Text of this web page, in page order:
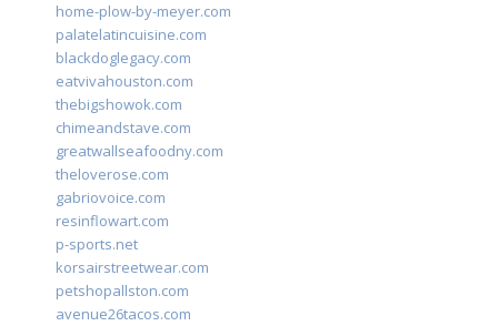
home-plow-by-meyer.com
palatelatincuisine.com
blackdoglegacy.com
eatvivahouston.com
thebigshowok.com
chimeandstave.com
greatwallseafoodny.com
theloverose.com
gabriovoice.com
resinflowart.com
p-sports.net
korsairstreetwear.com
petshopallston.com
avenue26tacos.com